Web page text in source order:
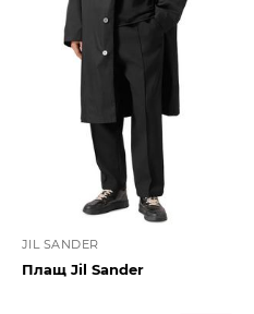
JIL SANDER
Плащ Jil Sander